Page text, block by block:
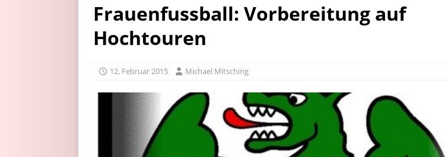
Frauenfussball: Vorbereitung auf
Hochtouren
12. Februar 2015 Michael Mitsching